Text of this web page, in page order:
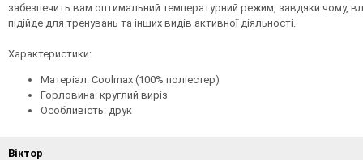
забезпечить вам оптимальний температурний режим, завдяки чому,
підійде для тренувань та інших видів активної діяльності.
Характеристики:
Матеріал: Coolmax (100% поліестер)
Горловина: круглий виріз
Особливість: друк
Віктор